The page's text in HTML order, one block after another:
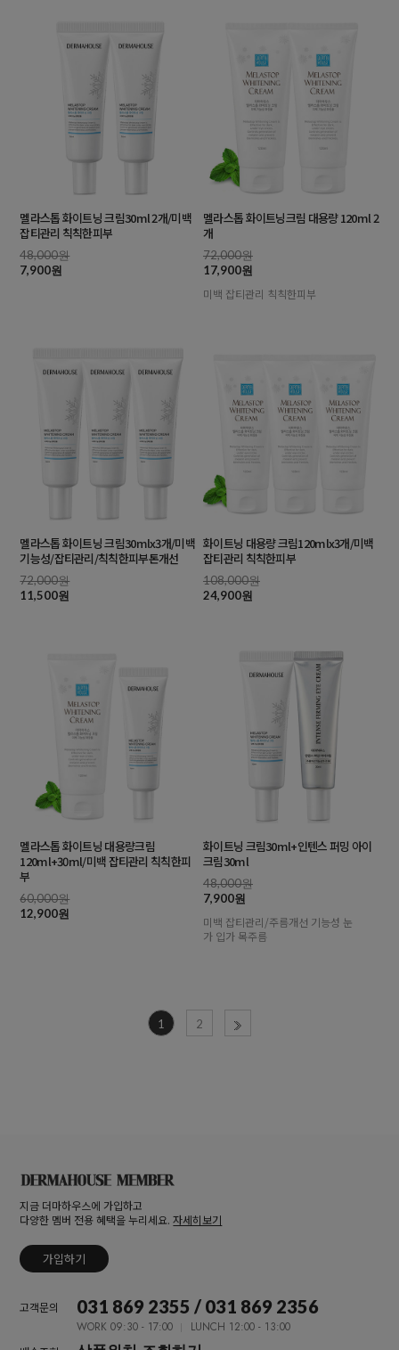
멜라스톱 화이트닝 크림30ml 2개/미백
잡티관리 칙칙한피부
48,000원
7,900원
멜라스톱 화이트닝크림 대용량 120ml 2
개
72,000원
17,900원
미백 잡티관리 칙칙한피부
멜라스톱 화이트닝 크림30mlx3개/미백
기능성/잡티관리/칙칙한피부톤개선
72,000원
11,500원
화이트닝 대용량 크림120mlx3개/미백
잡티관리 칙칙한피부
108,000원
24,900원
멜라스톱 화이트닝 대용량크림
120ml+30ml/미백 잡티관리 칙칙한피
부
60,000원
12,900원
화이트닝 크림30ml+인텐스 퍼밍 아이
크림30ml
48,000원
7,900원
미백 잡티관리/주름개선 기능성 눈
가 입가 목주름
1 2
지금 더마하우스에 가입하고
다양한 멤버 전용 혜택을 누리세요.자세히보기
가입하기
고객문의 031 869 2355 / 031 869 2356
WORK 09:30 - 17:00 LUNCH 12:00 - 13:00